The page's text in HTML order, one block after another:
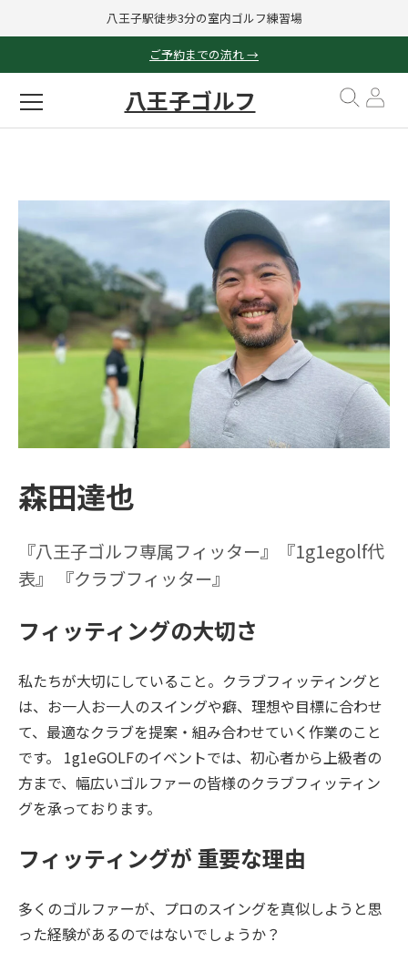
八王子駅徒歩3分の室内ゴルフ練習場
ご予約までの流れ →
八王子ゴルフ
森田達也
『八王子ゴルフ専属フィッター』『1g1egolf代
表』 『クラブフィッター』
フィッティングの大切さ
私たちが大切にしていること。クラブフィッティングと
は、お一人お一人のスイングや癖、理想や目標に合わせ
て、最適なクラブを提案・組み合わせていく作業のこと
です。 1g1eGOLFのイベントでは、初心者から上級者の
方まで、幅広いゴルファーの皆様のクラブフィッティン
グを承っております。
フィッティングが 重要な理由
多くのゴルファーが、プロのスイングを真似しようと思
った経験があるのではないでしょうか？